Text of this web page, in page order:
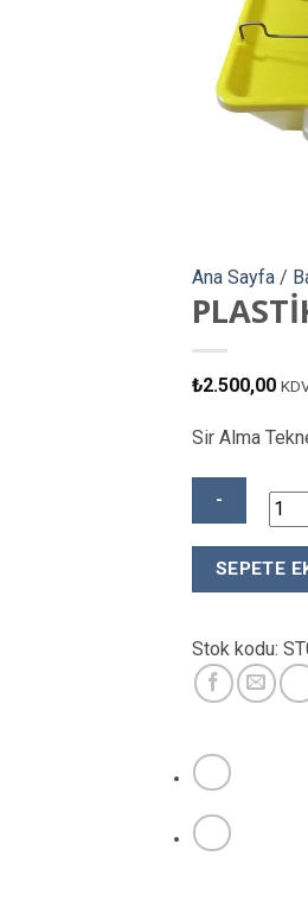
Ana Sayfa /
₺2.500,00
Sir Alma
PLASTİK
adet
SEPETE
Stok kodu: